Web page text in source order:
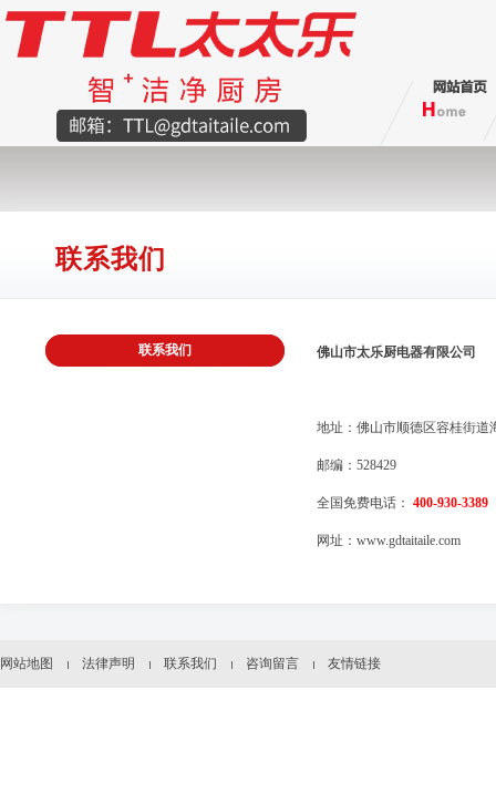
联系我们
联系我们 佛山市太乐厨电器有限公司
地址：佛山市顺德区容桂街道
邮编：528429
全国免费电话： 400-930-3389
网址： www.gdtaitaile.com
网站地图 法律声明 联系我们 咨询留言 友情链接